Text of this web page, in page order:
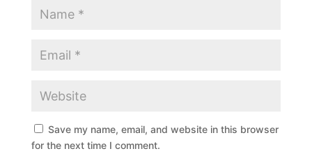
Save my name, email, and website in this browser
for the next time I comment.